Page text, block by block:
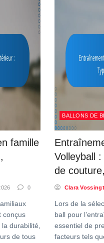
famille
0
conçus
durabilité,
de tous
BALLONS DE
Volleyball
de
Clara
Lors de la
ball pour
essentiel de
facteurs tels